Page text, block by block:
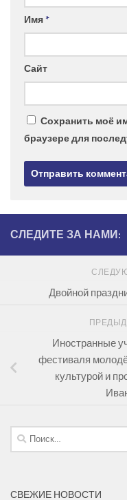
Имя*
Сайт
Сохранить моё
браузере для
СЛЕДИТЕ ЗА НАМИ:
Двойной
Иностранные
фестиваля
культурой и
Найти:
СВЕЖИЕ НОВОСТИ